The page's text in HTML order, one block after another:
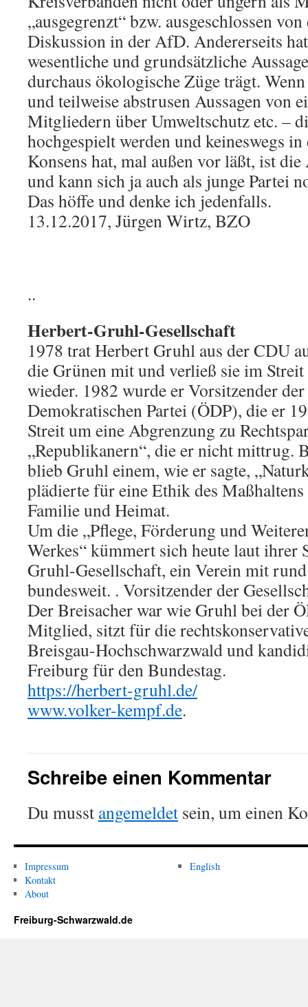
„ausgegrenzt“ bzw. ausgeschlossen
Diskussion in der AfD. Andererseits
wesentliche und grundsätzliche
durchaus ökologische Züge trägt.
und teilweise abstrusen Aussagen von
Mitgliedern über Umweltschutz etc. –
hochgespielt werden und keineswegs
Konsens hat, mal außen vor läßt, ist
und kann sich ja auch als junge Partei
Das höffe und denke ich jedenfalls.
13.12.2017, Jürgen Wirtz, BZO
..
Herbert-Gruhl-Gesellschaft
1978 trat Herbert Gruhl aus der CDU
die Grünen mit und verließ sie im
wieder. 1982 wurde er Vorsitzender
Demokratischen Partei (ÖDP), die er
Streit um eine Abgrenzung zu
„Republikanern“, die er nicht mittrug.
blieb Gruhl einem, wie er sagte,
plädierte für eine Ethik des
Familie und Heimat.
Um die „Pflege, Förderung und
Werkes“ kümmert sich heute laut ihrer
Gruhl-Gesellschaft, ein Verein mit
bundesweit. . Vorsitzender der
Der Breisacher war wie Gruhl bei der
Mitglied, sitzt für die
Breisgau-Hochschwarzwald und
Freiburg für den Bundestag.
https://herbert-gruhl.de/
www.volker-kempf.de.
Schreibe einen Kommentar
Du musst angemeldet sein, um einen
Impressum
Kontakt
About
English
Freiburg-Schwarzwald.de